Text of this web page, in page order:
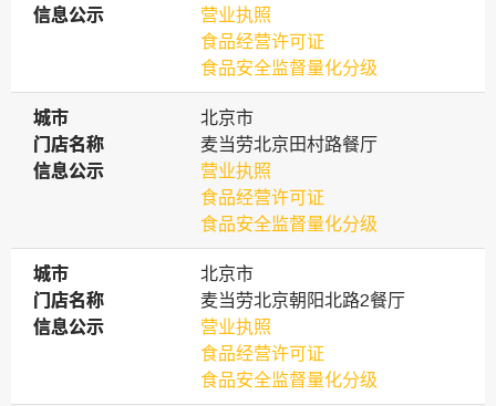
信息公示
信息公示
营业执照
食品经营许可证
食品安全监督量化分级
城市
城市
北京市
门店名称
门店名称
麦当劳北京田村路餐厅
信息公示
信息公示
营业执照
食品经营许可证
食品安全监督量化分级
城市
城市
北京市
门店名称
门店名称
麦当劳北京朝阳北路2餐厅
信息公示
信息公示
营业执照
食品经营许可证
食品安全监督量化分级